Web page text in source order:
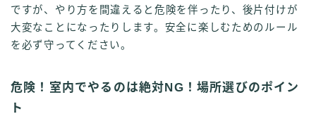
ですが、やり方を間違えると危険を伴ったり、後片付けが
大変なことになったりします。安全に楽しむためのルール
を必ず守ってください。
危険！室内でやるのは絶対NG！場所選びのポイン
ト